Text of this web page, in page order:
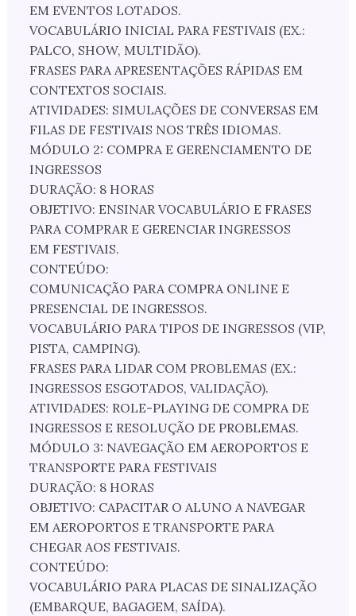
EM EVENTOS LOTADOS.
VOCABULÁRIO INICIAL PARA FESTIVAIS (EX.:
PALCO, SHOW, MULTIDÃO).
FRASES PARA APRESENTAÇÕES RÁPIDAS EM
CONTEXTOS SOCIAIS.
ATIVIDADES: SIMULAÇÕES DE CONVERSAS EM
FILAS DE FESTIVAIS NOS TRÊS IDIOMAS.
MÓDULO 2: COMPRA E GERENCIAMENTO DE
INGRESSOS
DURAÇÃO: 8 HORAS
OBJETIVO: ENSINAR VOCABULÁRIO E FRASES
PARA COMPRAR E GERENCIAR INGRESSOS
EM FESTIVAIS.
CONTEÚDO:
COMUNICAÇÃO PARA COMPRA ONLINE E
PRESENCIAL DE INGRESSOS.
VOCABULÁRIO PARA TIPOS DE INGRESSOS (VIP,
PISTA, CAMPING).
FRASES PARA LIDAR COM PROBLEMAS (EX.:
INGRESSOS ESGOTADOS, VALIDAÇÃO).
ATIVIDADES: ROLE-PLAYING DE COMPRA DE
INGRESSOS E RESOLUÇÃO DE PROBLEMAS.
MÓDULO 3: NAVEGAÇÃO EM AEROPORTOS E
TRANSPORTE PARA FESTIVAIS
DURAÇÃO: 8 HORAS
OBJETIVO: CAPACITAR O ALUNO A NAVEGAR
EM AEROPORTOS E TRANSPORTE PARA
CHEGAR AOS FESTIVAIS.
CONTEÚDO:
VOCABULÁRIO PARA PLACAS DE SINALIZAÇÃO
(EMBARQUE, BAGAGEM, SAÍDA).